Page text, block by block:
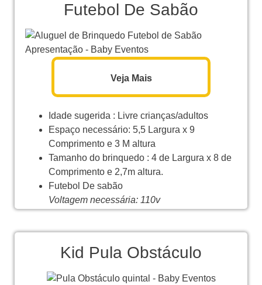
Futebol De Sabão
Veja Mais
Idade sugerida : Livre crianças/adultos
Espaço necessário: 5,5 Largura x 9
Comprimento e 3 M altura
Tamanho do brinquedo : 4 de Largura x 8 de
Comprimento e 2,7m altura.
Futebol De sabão
Voltagem necessária: 110v
Kid Pula Obstáculo